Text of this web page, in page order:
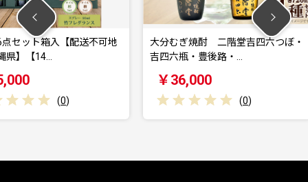
送不可地
大分むぎ焼酎 二階堂吉四六つぼ・
吉四六瓶・豊後路・…
(0 )
おおいた